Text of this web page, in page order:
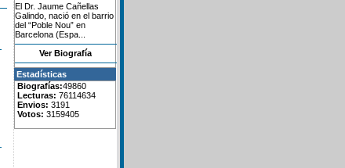
El Dr. Jaume Cañellas
Galindo, nació en el barrio
del “Poble Nou” en
Barcelona (Espa...
Ver Biografía
Estadísticas
Biografías:49860
Lecturas: 76114634
Envios: 3191
Votos: 3159405